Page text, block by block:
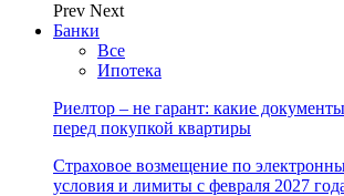
Prev Next
Банки
Все
Ипотека
Риелтор – не гарант: какие
перед покупкой квартиры
Страховое возмещение по
условия и лимиты с февраля 2027